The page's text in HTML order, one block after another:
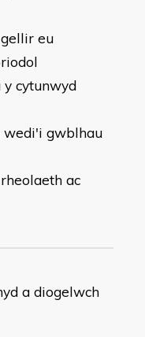
eu
y cytunwyd
wedi'i gwblhau
ac
a diogelwch